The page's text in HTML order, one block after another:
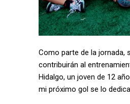
Como parte de la jornada,
contribuirán al
Hidalgo, un joven de 12
mi próximo gol se lo